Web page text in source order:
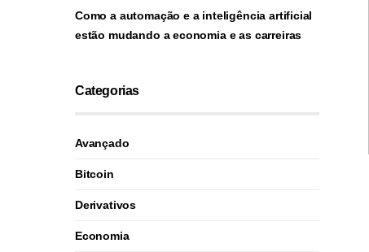
Como a automação e a inteligência artificial
estão mudando a economia e as carreiras
Categorias
Avançado
Bitcoin
Derivativos
Economia